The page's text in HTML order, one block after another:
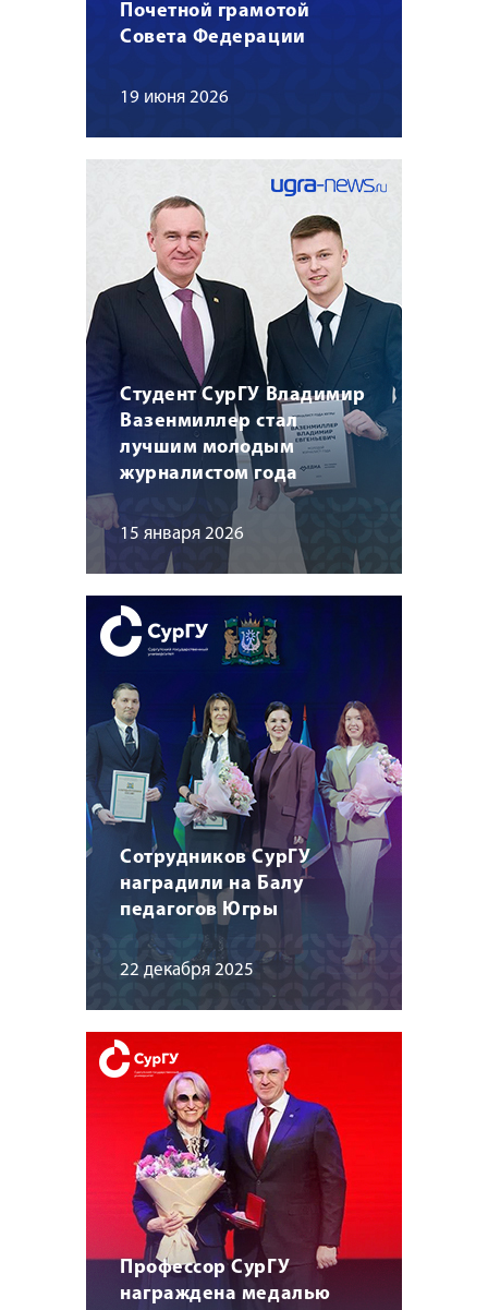
Почетной грамотой
Совета Федерации
19 июня 2026
Студент СурГУ Владимир
Вазенмиллер стал
лучшим молодым
журналистом года
15 января 2026
Сотрудников СурГУ
наградили на Балу
педагогов Югры
22 декабря 2025
Профессор СурГУ
награждена медалью